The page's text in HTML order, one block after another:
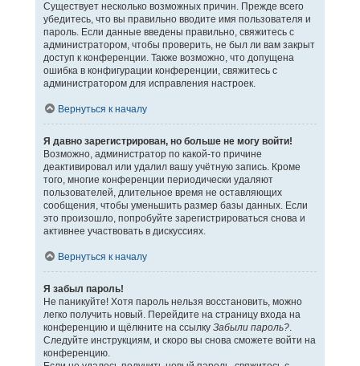
Существует несколько возможных причин. Прежде всего
убедитесь, что вы правильно вводите имя пользователя и
пароль. Если данные введены правильно, свяжитесь с
администратором, чтобы проверить, не был ли вам закрыт
доступ к конференции. Также возможно, что допущена
ошибка в конфигурации конференции, свяжитесь с
администратором для исправления настроек.
Вернуться к началу
Я давно зарегистрирован, но больше не могу войти!
Возможно, администратор по какой-то причине
деактивировал или удалил вашу учётную запись. Кроме
того, многие конференции периодически удаляют
пользователей, длительное время не оставляющих
сообщения, чтобы уменьшить размер базы данных. Если
это произошло, попробуйте зарегистрироваться снова и
активнее участвовать в дискуссиях.
Вернуться к началу
Я забыл пароль!
Не паникуйте! Хотя пароль нельзя восстановить, можно
легко получить новый. Перейдите на страницу входа на
конференцию и щёлкните на ссылку Забыли пароль?.
Следуйте инструкциям, и скоро вы снова сможете войти на
конференцию.